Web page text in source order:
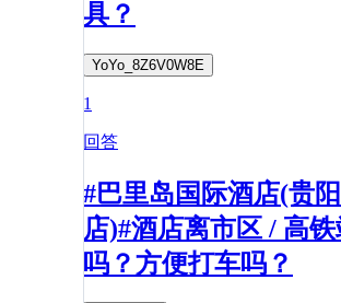
具？
YoYo_8Z6V0W8E
1
回答
#巴里岛国际酒店(贵
店)#酒店离市区 / 高
吗？方便打车吗？